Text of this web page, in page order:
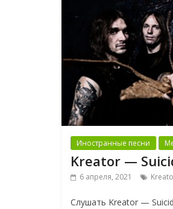
Иностранные песни
Kreator —
6 апреля, 2021
Слушать Kreator —